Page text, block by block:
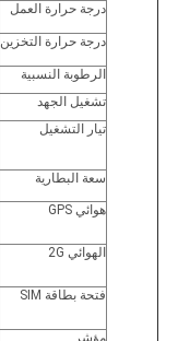
درجة حرارة العمل
درجة حرارة التخزين
الرطوبة النسبية
تشغيل الجهد
تيار التشغيل
سعة البطارية
هوائي GPS
الهوائي 2G
فتحة بطاقة SIM